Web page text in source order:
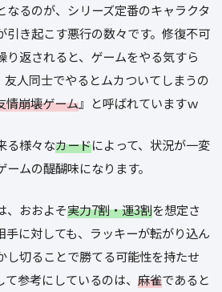
なるのが、シリーズ定番のキャラクタ
引き起こす悪行の数々です。修復不可
り返されると、ゲームをやる気すら
人同士でやるとムカついてしまうの
情崩壊ゲーム』と呼ばれていますｗ
る様々なカードによって、状況が一変
ムの醍醐味になります。
、おおよそ実力7割・運3割を想定さ
手に対しても、ラッキーが転がり込ん
し切ることで勝てる可能性を持たせ
参考にしているのは、 麻雀であると